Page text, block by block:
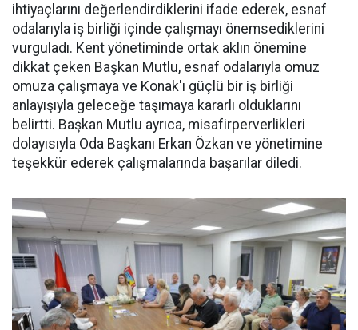
ihtiyaçlarını değerlendirdiklerini ifade ederek, esnaf
odalarıyla iş birliği içinde çalışmayı önemsediklerini
vurguladı. Kent yönetiminde ortak aklın önemine
dikkat çeken Başkan Mutlu, esnaf odalarıyla omuz
omuza çalışmaya ve Konak'ı güçlü bir iş birliği
anlayışıyla geleceğe taşımaya kararlı olduklarını
belirtti. Başkan Mutlu ayrıca, misafirperverlikleri
dolayısıyla Oda Başkanı Erkan Özkan ve yönetimine
teşekkür ederek çalışmalarında başarılar diledi.